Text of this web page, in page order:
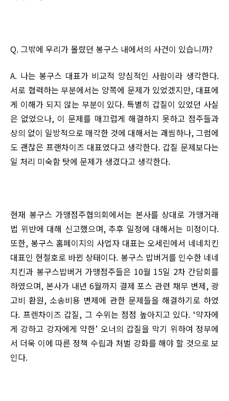
Q. 그밖에 우리가 몰랐던 봉구스 내에서의 사건이 있습니까?
A. 나는 봉구스 대표가 비교적 양심적인 사람이라 생각한다.
서로 협력하는 부분에서는 양쪽에 문제가 있었겠지만, 대표에
게 이해가 되지 않는 부분이 있다. 특별히 갑질이 있었던 사실
은 없었으나, 이 문제를 매끄럽게 해결하지 못하고 점주들과
상의 없이 일방적으로 매각한 것에 대해서는 괘씸하나, 그럼에
도 괜찮은 프랜차이즈 대표였다고 생각한다. 갑질 문제보다는
일 처리 미숙함 탓에 문제가 생겼다고 생각한다.
현재 봉구스 가맹점주협의회에서는 본사를 상대로 가맹거래
법 위반에 대해 신고했으며, 추후 일정에 대해서는 미정이다.
또한, 봉구스 홈페이지의 사업자 대표는 오세린에서 네네치킨
대표인 현철호로 바뀐 상태이다. 봉구스 밥버거를 인수한 네네
치킨과 봉구스밥버거 가맹점주들은 10월 15일 2차 간담회를
하였으며, 본사가 내년 6월까지 결제 포스 관련 채무 변제, 광
고비 환원, 소송비용 변제에 관한 문제들을 해결하기로 하였
다. 프렌차이즈 갑질, 그 수위는 점점 높아지고 있다. ‘약자에
게 강하고 강자에게 약한’ 오너의 갑질을 막기 위하여 정부에
서 더욱 이에 따른 정책 수립과 처벌 강화를 해야 할 것으로 보
인다.